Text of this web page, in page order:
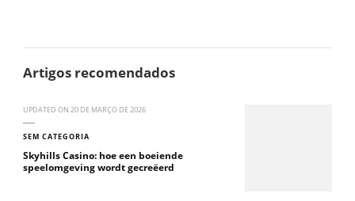
Artigos recomendados
UPDATED ON 20 DE MARÇO DE 2026
SEM CATEGORIA
Skyhills Casino: hoe een boeiende
speelomgeving wordt gecreëerd